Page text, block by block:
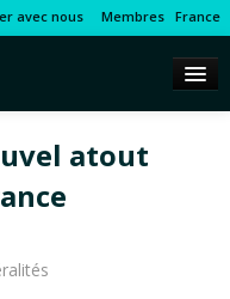
avec nous Membres France
atout